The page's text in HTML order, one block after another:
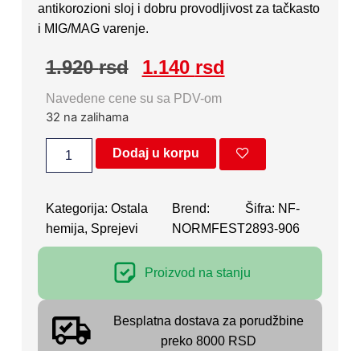
antikorozioni sloj i dobru provodljivost za tačkasto
i MIG/MAG varenje.
1.920rsd 1.140 rsd
Navedene cene su sa PDV-om
32 na zalihama
Dodaj u korpu
Kategorija: Ostala
hemija, Sprejevi
Brend:
NORMFEST
Šifra: NF-
2893-906
Proizvod na stanju
Besplatna dostava za porudžbine
preko 8000 RSD